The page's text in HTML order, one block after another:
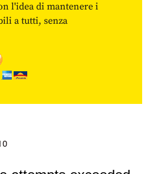
l'idea di mantenere i
a tutti, senza